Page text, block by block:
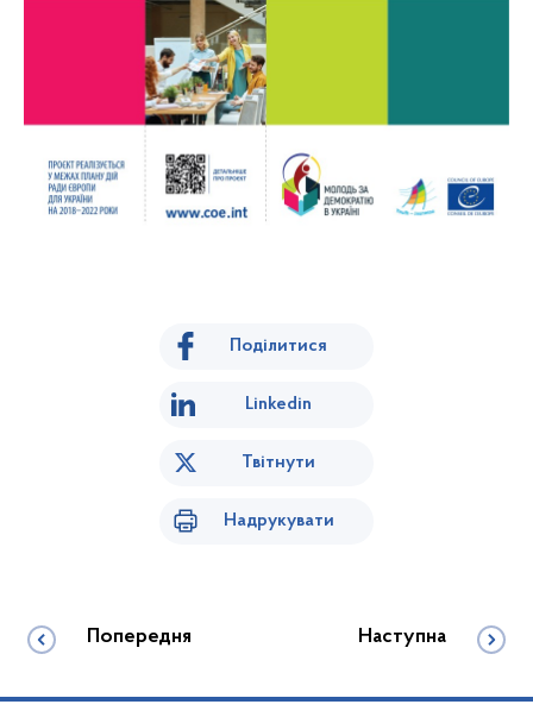
Поділитися
Linkedin
Твітнути
Надрукувати
Попередня Наступна